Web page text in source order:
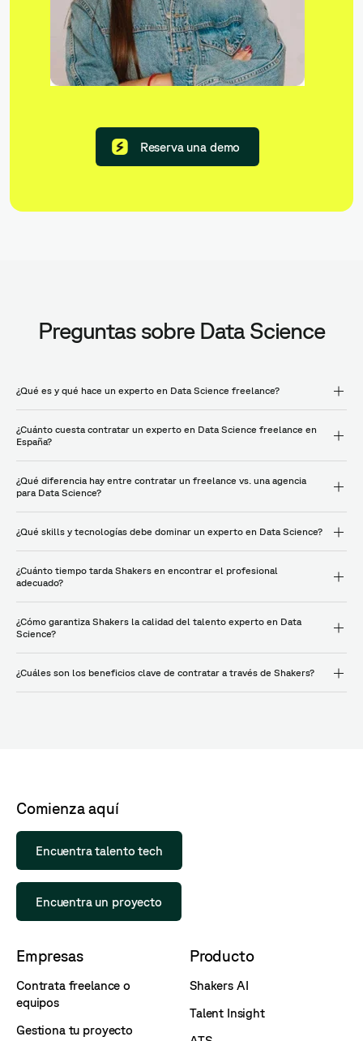
Reserva una demo
Preguntas sobre Data Science
¿Qué es y qué hace un experto en Data Science freelance?
¿Cuánto cuesta contratar un experto en Data Science freelance en
España?
¿Qué diferencia hay entre contratar un freelance vs. una agencia
para Data Science?
¿Qué skills y tecnologías debe dominar un experto en Data Science?
¿Cuánto tiempo tarda Shakers en encontrar el profesional
adecuado?
¿Cómo garantiza Shakers la calidad del talento experto en Data
Science?
¿Cuáles son los beneficios clave de contratar a través de Shakers?
Comienza aquí
Encuentra talento tech
Encuentra un proyecto
Empresas
Contrata freelance o
equipos
Gestiona tu proyecto
Producto
Shakers AI
Talent Insight